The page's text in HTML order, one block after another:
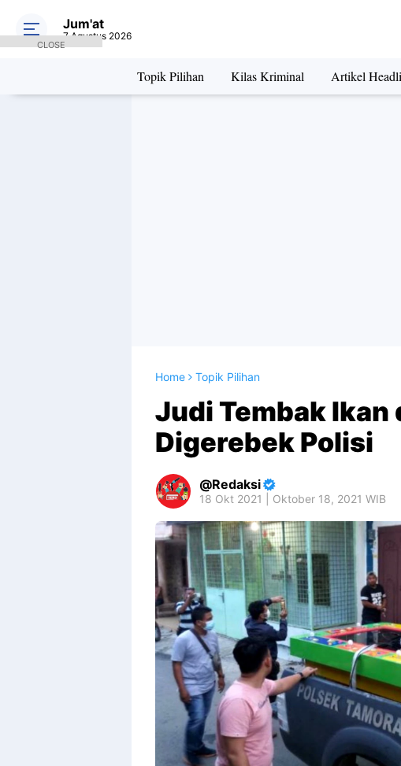
Jum'at
7 Agustus 2026
Topik Pilihan Kilas Kriminal Artikel
Home Topik Pilihan
Judi Tembak Ikan
Digerebek Polisi
Redaksi
18 Okt 2021 | Oktober 18, 2021 WIB
CLOSE